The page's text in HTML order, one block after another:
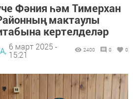
Фәния һәм Тимерхан
мактаулы
кертелделәр
6 март 2025 -
15:21
2400 0 0